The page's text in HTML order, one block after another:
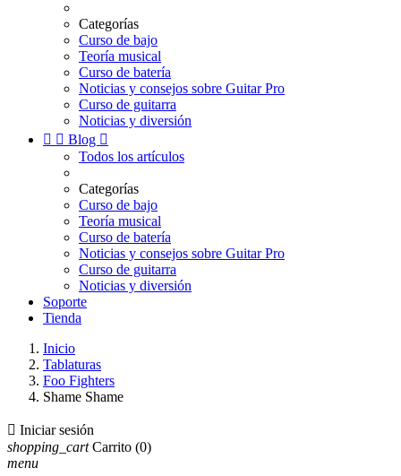
Categorías
Curso de bajo
Teoría musical
Curso de batería
Noticias y consejos sobre Guitar Pro
Curso de guitarra
Noticias y diversión
  Blog 
Todos los artículos
Categorías
Curso de bajo
Teoría musical
Curso de batería
Noticias y consejos sobre Guitar Pro
Curso de guitarra
Noticias y diversión
Soporte
Tienda
Inicio
Tablaturas
Foo Fighters
Shame Shame
 Iniciar sesión
shopping_cart Carrito (0)
menu